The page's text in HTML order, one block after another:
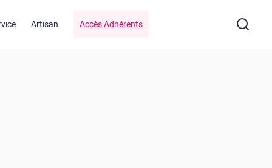
Artisan Accès Adhérents